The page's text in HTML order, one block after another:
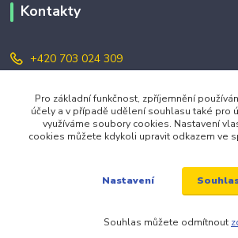
Kontakty
+420 703 024 309
objednavky@zavazuj.cz
Pro základní funkčnost, zpříjemnění
účely a v případě udělení souhlasu také pro
využíváme soubory cookies. Nastavení
cookies můžete kdykoli upravit odkazem ve
Nastavení
Souhlas můžete odmítnout